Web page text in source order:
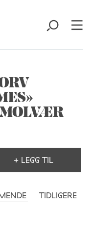
+ LEGG TIL
TIDLIGERE